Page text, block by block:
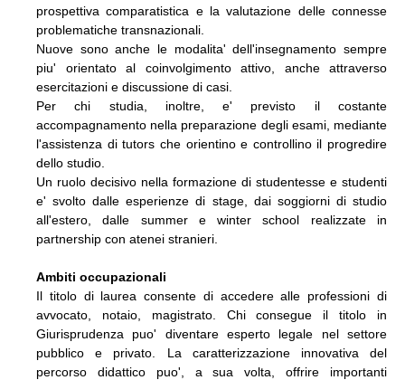
prospettiva comparatistica e la valutazione delle connesse
problematiche transnazionali.
Nuove sono anche le modalita' dell'insegnamento sempre
piu' orientato al coinvolgimento attivo, anche attraverso
esercitazioni e discussione di casi.
Per chi studia, inoltre, e' previsto il costante
accompagnamento nella preparazione degli esami, mediante
l'assistenza di tutors che orientino e controllino il progredire
dello studio.
Un ruolo decisivo nella formazione di studentesse e studenti
e' svolto dalle esperienze di stage, dai soggiorni di studio
all'estero, dalle summer e winter school realizzate in
partnership con atenei stranieri.
Ambiti occupazionali
Il titolo di laurea consente di accedere alle professioni di
avvocato, notaio, magistrato. Chi consegue il titolo in
Giurisprudenza puo' diventare esperto legale nel settore
pubblico e privato. La caratterizzazione innovativa del
percorso didattico puo', a sua volta, offrire importanti